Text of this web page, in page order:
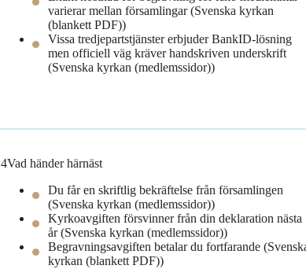
varierar mellan församlingar (Svenska kyrkan
(blankett PDF))
Vissa tredjepartstjänster erbjuder BankID-lösning
men officiell väg kräver handskriven underskrift
(Svenska kyrkan (medlemssidor))
4Vad händer härnäst
Du får en skriftlig bekräftelse från församlingen
(Svenska kyrkan (medlemssidor))
Kyrkoavgiften försvinner från din deklaration nästa
år (Svenska kyrkan (medlemssidor))
Begravningsavgiften betalar du fortfarande
kyrkan (blankett PDF))